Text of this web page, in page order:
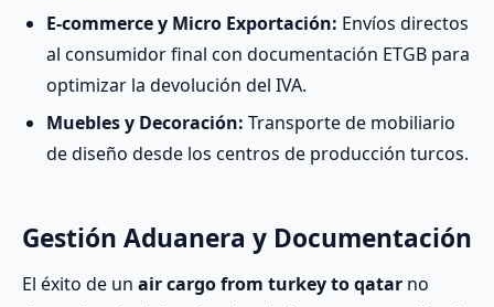
E-commerce y Micro Exportación: Envíos directos
al consumidor final con documentación ETGB para
optimizar la devolución del IVA.
Muebles y Decoración: Transporte de mobiliario
de diseño desde los centros de producción turcos.
Gestión Aduanera y Documentación
El éxito de un air cargo from turkey to qatar no